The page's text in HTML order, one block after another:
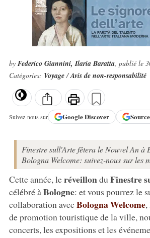
by Federico Giannini, Ilaria Baratta, publié le
Catégories: Voyage/Avis de non-responsabilité
Suivez-nous sur GoogleDiscover
Finestre sull'Arte fêtera le Nouvel An à
Bologna Welcome: suivez-nous sur les
Cette année, leréveillondu Finestre
célébré à Bologne: et vous pourrez le
collaboration avec Bologna Welcome,
de promotion touristique de la ville,
concerts, les expositions et les